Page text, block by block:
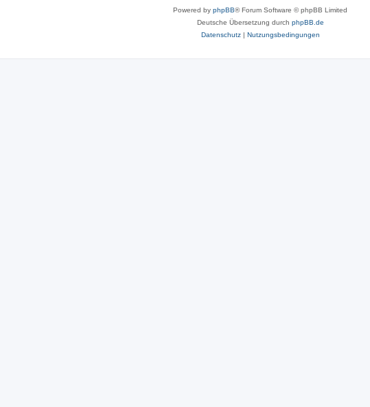
Powered by phpBB® Forum Software © phpBB Limited
Deutsche Übersetzung durch phpBB.de
Datenschutz| Nutzungsbedingungen